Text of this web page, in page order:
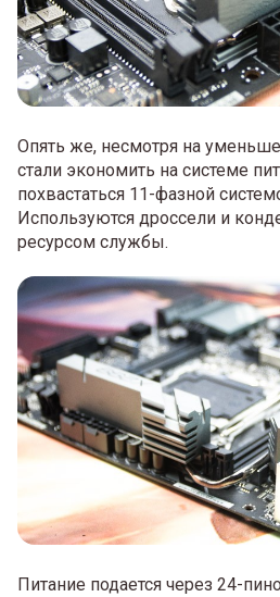
Опять же, несмотря на
стали экономить на системе
похвастаться 11-фазной
Используются дроссели и
ресурсом службы.
Питание подается через 24-